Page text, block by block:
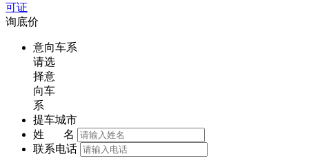
可证
询底价
意向车系
请选
择意
向车
系
提车城市
姓 名
联系电话